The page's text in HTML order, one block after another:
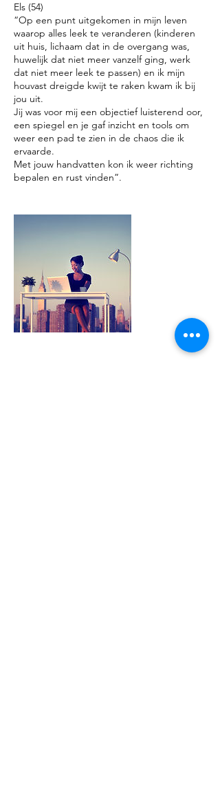
Els (54)
“Op een punt uitgekomen in mijn leven
waarop alles leek te veranderen (kinderen
uit huis, lichaam dat in de overgang was,
huwelijk dat niet meer vanzelf ging, werk
dat niet meer leek te passen) en ik mijn
houvast dreigde kwijt te raken kwam ik bij
jou uit.
Jij was voor mij een objectief luisterend oor,
een spiegel en je gaf inzicht en tools om
weer een pad te zien in de chaos die ik
ervaarde.
Met jouw handvatten kon ik weer richting
bepalen en rust vinden”.